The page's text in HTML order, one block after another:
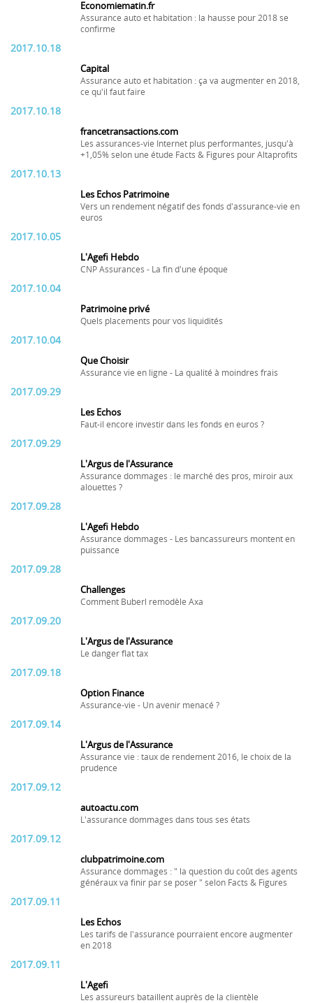
Economiematin.fr
Assurance auto et habitation : la hausse pour 2018 se
confirme
2017.10.18
Capital
Assurance auto et habitation : ça va augmenter en 2018,
ce qu'il faut faire
2017.10.18
francetransactions.com
Les assurances-vie Internet plus performantes, jusqu'à
+1,05% selon une étude Facts & Figures pour Altaprofits
2017.10.13
Les Echos Patrimoine
Vers un rendement négatif des fonds d'assurance-vie en
euros
2017.10.05
L'Agefi Hebdo
CNP Assurances - La fin d'une époque
2017.10.04
Patrimoine privé
Quels placements pour vos liquidités
2017.10.04
Que Choisir
Assurance vie en ligne - La qualité à moindres frais
2017.09.29
Les Echos
Faut-il encore investir dans les fonds en euros ?
2017.09.29
L'Argus de l'Assurance
Assurance dommages : le marché des pros, miroir aux
alouettes ?
2017.09.28
L'Agefi Hebdo
Assurance dommages - Les bancassureurs montent en
puissance
2017.09.28
Challenges
Comment Buberl remodèle Axa
2017.09.20
L'Argus de l'Assurance
Le danger flat tax
2017.09.18
Option Finance
Assurance-vie - Un avenir menacé ?
2017.09.14
L'Argus de l'Assurance
Assurance vie : taux de rendement 2016, le choix de la
prudence
2017.09.12
autoactu.com
L'assurance dommages dans tous ses états
2017.09.12
clubpatrimoine.com
Assurance dommages : " la question du coût des agents
généraux va finir par se poser " selon Facts & Figures
2017.09.11
Les Echos
Les tarifs de l'assurance pourraient encore augmenter
en 2018
2017.09.11
L'Agefi
Les assureurs bataillent auprès de la clientèle